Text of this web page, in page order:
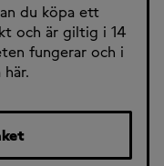
du köpa ett
och är giltig i 14
fungerar och i